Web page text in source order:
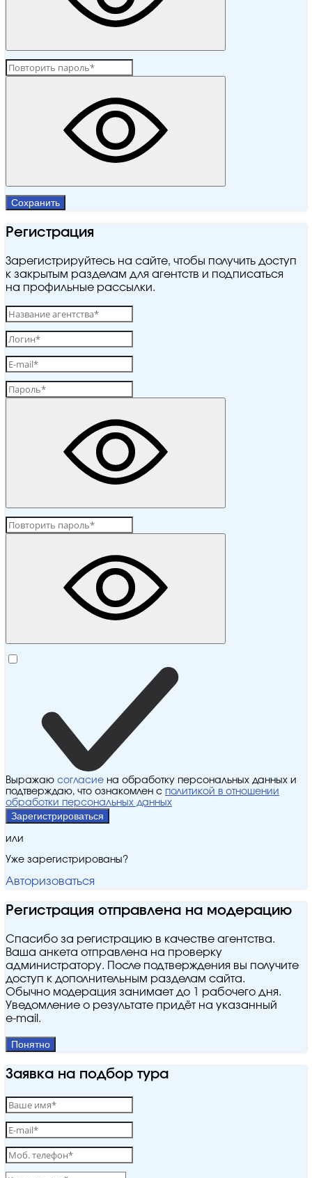
Сохранить
Регистрация
Зарегистрируйтесь на сайте, чтобы получить доступ
к закрытым разделам для агентств и подписаться
на профильные рассылки.
Выражаю согласие на обработку персональных данных и
подтверждаю, что ознакомлен с политикой в отношении
обработки персональных данных
Зарегистрироваться
или
Уже зарегистрированы?
Авторизоваться
Регистрация отправлена на модерацию
Спасибо за регистрацию в качестве агентства.
Ваша анкета отправлена на проверку
администратору. После подтверждения вы получите
доступ к дополнительным разделам сайта.
Обычно модерация занимает до 1 рабочего дня.
Уведомление о результате придёт на указанный
e‑mail.
Понятно
Заявка на подбор тура